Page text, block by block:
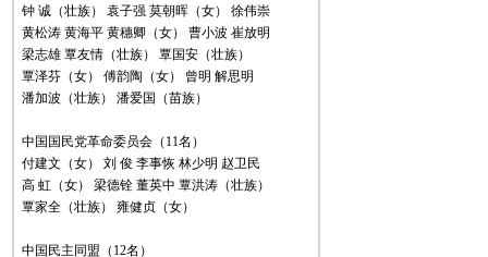
钟 诚（壮族） 袁子强 莫朝晖（女） 徐伟崇
黄松涛 黄海平 黄穗卿（女） 曹小波 崔放明
梁志雄 覃友情（壮族） 覃国安（壮族）
覃泽芬（女） 傅韵陶（女） 曾明 解思明
潘加波（壮族） 潘爱国（苗族）
中国国民党革命委员会（11名）
付建文（女） 刘 俊 李事恢 林少明 赵卫民
高 虹（女） 梁德铨 董英中 覃洪涛（壮族）
覃家全（壮族） 雍健贞（女）
中国民主同盟（12名）